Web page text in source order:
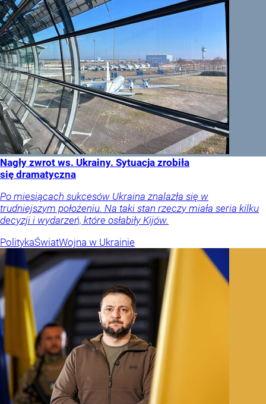
Nagły zwrot ws. Ukrainy. Sytuacja zrobiła
się dramatyczna
Po miesiącach sukcesów Ukraina znalazła się w
trudniejszym położeniu. Na taki stan rzeczy miała seria kilku
decyzji i wydarzeń, które osłabiły Kijów.
PolitykaŚwiatWojna w Ukrainie